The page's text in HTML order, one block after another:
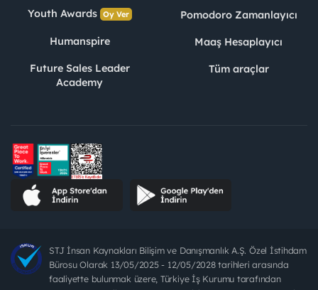
Youth Awards Oy Ver
Humanspire
Future Sales Leader
Academy
Pomodoro Zamanlayıcı
Maaş Hesaplayıcı
Tüm araçlar
STJ İnsan Kaynakları Bilişim ve Danışmanlık A.Ş. Özel İstihdam
Bürosu Olarak 13/05/2025 - 12/05/2028 tarihleri arasında
faaliyette bulunmak üzere, Türkiye İş Kurumu tarafından